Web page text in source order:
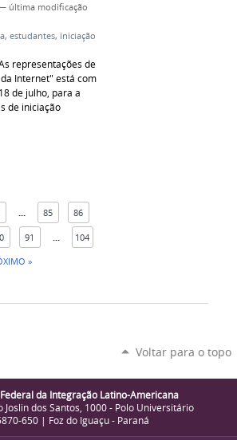
última modificação
, estudantes, iniciação
representações de
Internet" está com
de julho, para a
de iniciação
85 86
91
104
»
Voltar para o topo
da Integração Latino-Americana
Joslin dos Santos, 1000 - Polo Universitário
650 | Foz do Iguaçu - Paraná